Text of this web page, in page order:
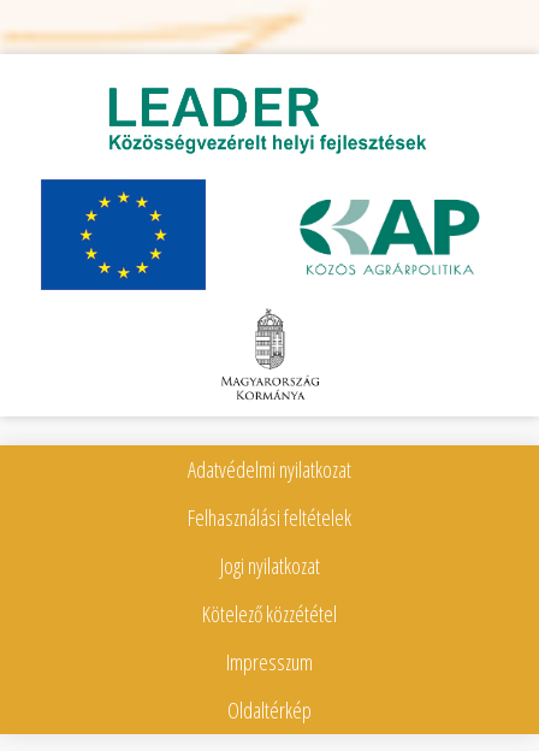
Adatvédelmi nyilatkozat
Felhasználási feltételek
Jogi nyilatkozat
Kötelező közzététel
Impresszum
Oldaltérkép